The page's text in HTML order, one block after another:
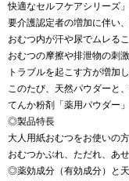
快適なセルフケアシリーズ
要介護認定者の増加に伴い
おむつ内が汗や尿でムレる
おむつの摩擦や排泄物の刺
トラブルを起こす方が増加
このたび、天然パウダーと
てんか粉剤「薬用パウダー
◎製品特長
大人用紙おむつをお使いの
おむつかぶれ、ただれ、あ
◎薬効成分（有効成分）と天